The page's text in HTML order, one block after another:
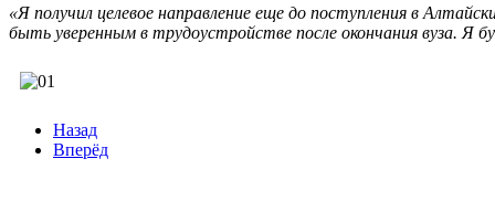
«Я получил целевое направление еще до поступления в
быть уверенным в трудоустройстве после окончания вуза. Я
Назад
Вперёд